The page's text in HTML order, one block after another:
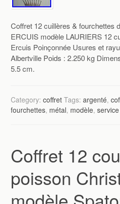
Coffret 12 cuillères & fourchettes
ERCUIS modèle LAURIERS 12
Ercuis Poinçonnée Usures et
Albertville Poids : 2.250 kg
5.5 cm.
Category:coffret Tags:argenté,
fourchettes, métal, modèle,service
Coffret 12
poisson